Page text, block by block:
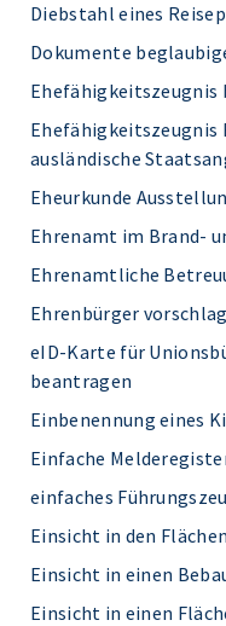
Diebstahl eines
Dokumente
Ehefähigkeitszeugnis
Ehefähigkeitszeugnis
ausländische
Eheurkunde
Ehrenamt im Brand-
Ehrenamtliche
Ehrenbürger
eID-Karte für
beantragen
Einbenennung eines
Einfache
einfaches
Einsicht in den
Einsicht in einen
Einsicht in einen